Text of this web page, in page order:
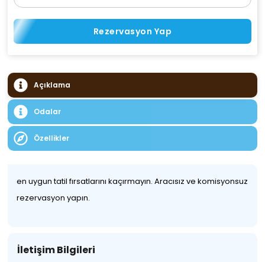
Rezervasyon Yap
Açıklama
Odalar
Özellikler
en uygun tatil fırsatlarını kaçırmayın. Aracısız ve komisyonsuz
rezervasyon yapın.
İletişim Bilgileri